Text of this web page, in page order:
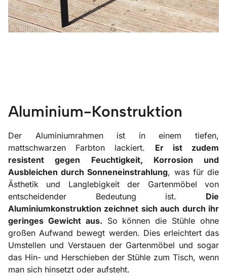
Aluminium-Konstruktion
Der Aluminiumrahmen ist in einem tiefen,
mattschwarzen Farbton lackiert. Er ist zudem
resistent gegen Feuchtigkeit, Korrosion und
Ausbleichen durch Sonneneinstrahlung, was für die
Ästhetik und Langlebigkeit der Gartenmöbel von
entscheidender Bedeutung ist. Die
Aluminiumkonstruktion zeichnet sich auch durch ihr
geringes Gewicht aus. So können die Stühle ohne
großen Aufwand bewegt werden. Dies erleichtert das
Umstellen und Verstauen der Gartenmöbel und sogar
das Hin- und Herschieben der Stühle zum Tisch, wenn
man sich hinsetzt oder aufsteht.